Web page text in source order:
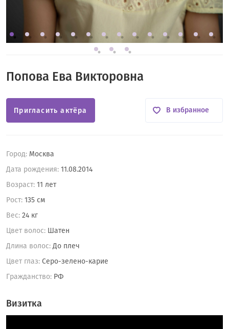
Попова Ева Викторовна
Город: Москва
Дата рождения: 11.08.2014
Возраст: 11 лет
Рост: 135 см
Вес: 24 кг
Цвет волос: Шатен
Длина волос:До плеч
Цвет глаз: Серо-зелено-карие
Гражданство: РФ
Пригласить актёра В избранное
Визитка